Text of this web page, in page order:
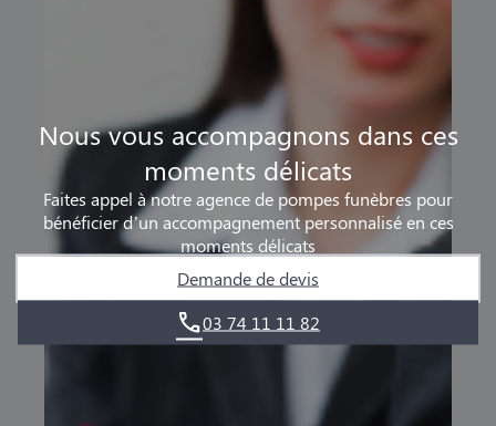
Nous vous accompagnons dans ces
moments délicats
Faites appel à notre agence de pompes funèbres pour
bénéficier d’un accompagnement personnalisé en ces
moments délicats
Demande de devis
03 74 11 11 82